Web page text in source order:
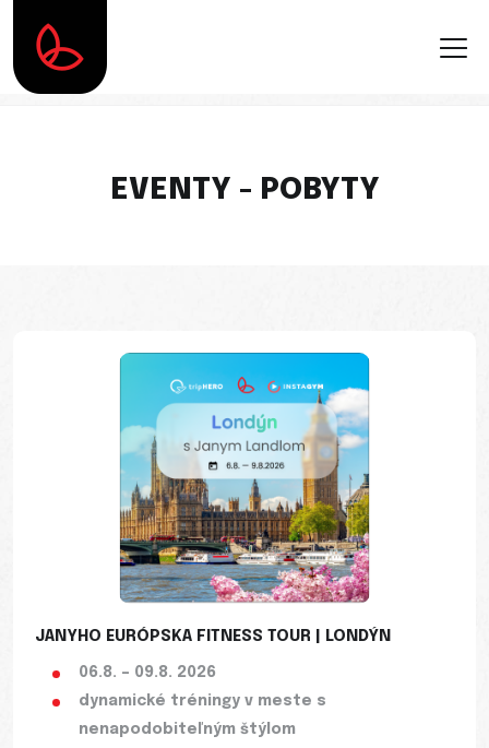
EVENTY - POBYTY
JANYHO EURÓPSKA FITNESS TOUR | LONDÝN
06.8. – 09.8. 2026
dynamické tréningy v meste s
nenapodobiteľným štýlom